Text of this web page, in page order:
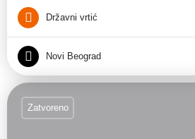
Državni vrtić
Novi Beograd
Zatvoreno